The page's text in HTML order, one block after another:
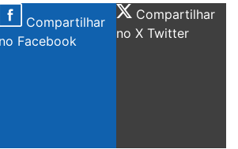
Compartilhar
no Facebook
Compartilhar
no X Twitter